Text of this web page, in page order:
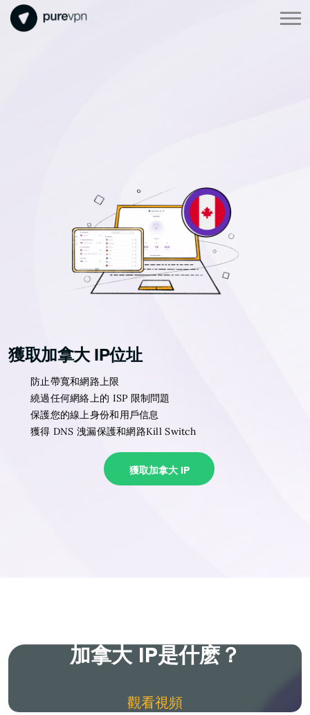
獲取加拿大 IP位址
防止帶寬和網路上限
繞過任何網絡上的 ISP 限制問題
保護您的線上身份和用戶信息
獲得 DNS 洩漏保護和網路Kill Switch
獲取加拿大 IP
加拿大 IP是什麽？
觀看視頻